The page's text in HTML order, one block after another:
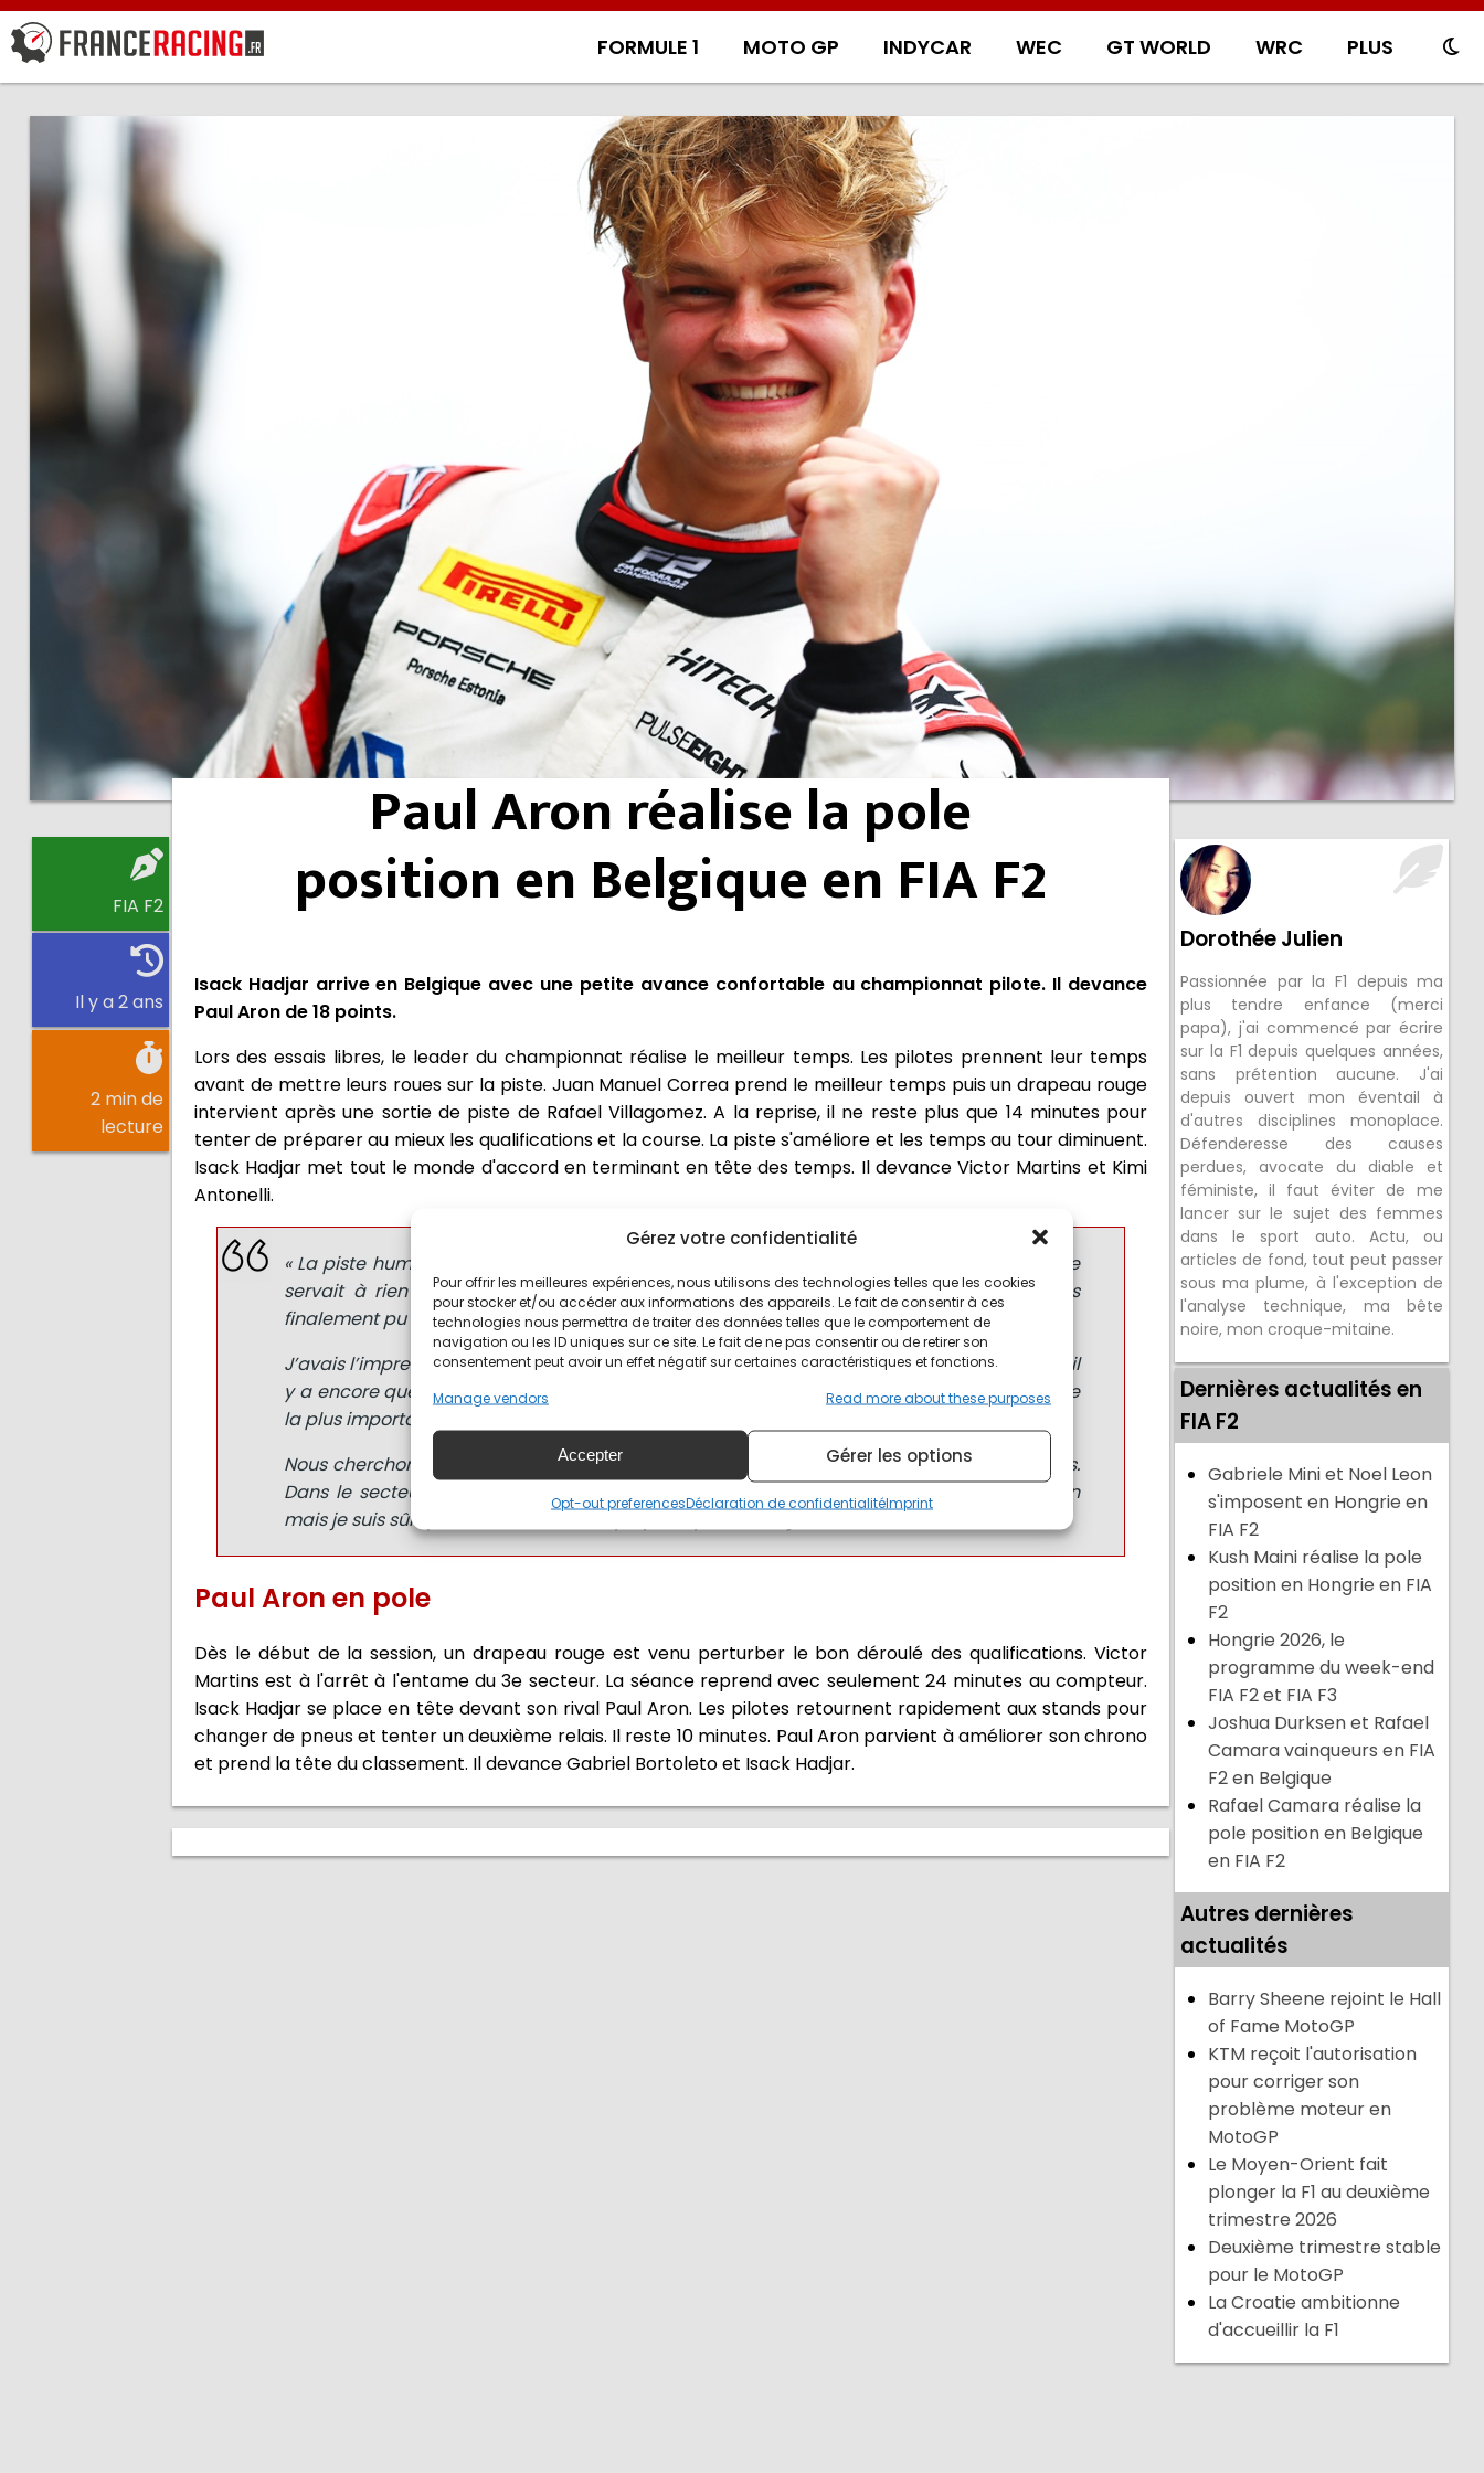
Gérez votre confidentialité
Pour offrir les meilleures expériences, nous utilisons des technologies telles que les cookies
pour stocker et/ou accéder aux informations des appareils. Le fait de consentir à ces
technologies nous permettra de traiter des données telles que le comportement de
navigation ou les ID uniques sur ce site. Le fait de ne pas consentir ou de retirer son
consentement peut avoir un effet négatif sur certaines caractéristiques et fonctions.
Manage vendors
Read more about these purposes
Accepter Gérer les options
Opt-out preferencesDéclaration de confidentialitéImprint
FORMULE 1 MOTO GP INDYCAR WEC GT WORLD WRC PLUS
FIA F2
Il y a 2 ans
2 min de
lecture
Paul Aron réalise la pole
position en Belgique en FIA F2
Isack Hadjar arrive en Belgique avec une petite avance confortable au championnat pilote. Il devance
Paul Aron de 18 points.
Lors des essais libres, le leader du championnat réalise le meilleur temps. Les pilotes prennent leur temps
avant de mettre leurs roues sur la piste. Juan Manuel Correa prend le meilleur temps puis un drapeau rouge
intervient après une sortie de piste de Rafael Villagomez. A la reprise, il ne reste plus que 14 minutes pour
tenter de préparer au mieux les qualifications et la course. La piste s'améliore et les temps au tour diminuent.
Isack Hadjar met tout le monde d'accord en terminant en tête des temps. Il devance Victor Martins et Kimi
Antonelli.
« La piste humide était au début, et nous avons tous attendu dans les stands car cela ne
servait à rien de sortir. Nous avons attendu que ce soit complètement sec et avons
finalement pu faire trois tours.
J’avais l’impression que c’était suffisant pour moi, j’avais une très bonne voiture sous moi, il
y a encore quelques améliorations à faire mais le rythme brut était là donc c’est la chose
la plus importante.
Nous cherchons à améliorer un peu les secteurs un et trois, il nous manque un peu là-bas.
Dans le secteur deux, nous avons l’air vraiment forts. Nous devons trouver une solution
mais je suis sûr que nous le ferons » explique le pilote français.
Paul Aron en pole
Dès le début de la session, un drapeau rouge est venu perturber le bon déroulé des qualifications. Victor
Martins est à l'arrêt à l'entame du 3e secteur. La séance reprend avec seulement 24 minutes au compteur.
Isack Hadjar se place en tête devant son rival Paul Aron. Les pilotes retournent rapidement aux stands pour
changer de pneus et tenter un deuxième relais. Il reste 10 minutes. Paul Aron parvient à améliorer son chrono
et prend la tête du classement. Il devance Gabriel Bortoleto et Isack Hadjar.
Dorothée Julien
Passionnée par la F1 depuis ma
plus tendre enfance (merci
papa), j'ai commencé par écrire
sur la F1 depuis quelques années,
sans prétention aucune. J'ai
depuis ouvert mon éventail à
d'autres disciplines monoplace.
Défenderesse des causes
perdues, avocate du diable et
féministe, il faut éviter de me
lancer sur le sujet des femmes
dans le sport auto. Actu, ou
articles de fond, tout peut passer
sous ma plume, à l'exception de
l'analyse technique, ma bête
noire, mon croque-mitaine.
Dernières actualités en
FIA F2
Gabriele Mini et Noel Leon
s'imposent en Hongrie en
FIA F2
Kush Maini réalise la pole
position en Hongrie en FIA
F2
Hongrie 2026, le
programme du week-end
FIA F2 et FIA F3
Joshua Durksen et Rafael
Camara vainqueurs en FIA
F2 en Belgique
Rafael Camara réalise la
pole position en Belgique
en FIA F2
Autres dernières
actualités
Barry Sheene rejoint le Hall
of Fame MotoGP
KTM reçoit l'autorisation
pour corriger son
problème moteur en
MotoGP
Le Moyen-Orient fait
plonger la F1 au deuxième
trimestre 2026
Deuxième trimestre stable
pour le MotoGP
La Croatie ambitionne
d'accueillir la F1